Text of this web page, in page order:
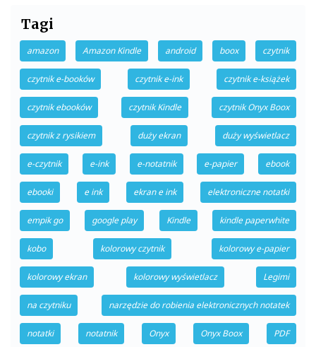
Tagi
amazon Amazon Kindle android boox czytnik
czytnik e-booków czytnik e-ink czytnik e-książek
czytnik ebooków czytnik Kindle czytnik Onyx Boox
czytnik z rysikiem duży ekran duży wyświetlacz
e-czytnik e-ink e-notatnik e-papier ebook
ebooki e ink ekran e ink elektroniczne notatki
empik go google play Kindle kindle paperwhite
kobo kolorowy czytnik kolorowy e-papier
kolorowy ekran kolorowy wyświetlacz Legimi
na czytniku narzędzie do robienia elektronicznych notatek
notatki notatnik Onyx Onyx Boox PDF